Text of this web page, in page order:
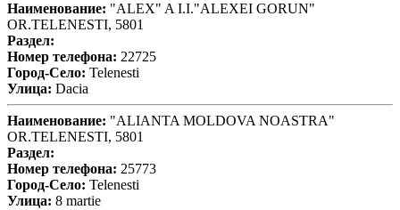
Наименование: "ALEX" A I.I."ALEXEI GORUN"
OR.TELENESTI, 5801
Раздел:
Номер телефона: 22725
Город-Село: Telenesti
Улица: Dacia
Наименование: "ALIANTA MOLDOVA NOASTRA"
OR.TELENESTI, 5801
Раздел:
Номер телефона: 25773
Город-Село: Telenesti
Улица: 8 martie